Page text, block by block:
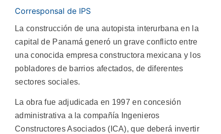
Corresponsal de IPS
La construcción de una autopista interurbana en la
capital de Panamá generó un grave conflicto entre
una conocida empresa constructora mexicana y los
pobladores de barrios afectados, de diferentes
sectores sociales.
La obra fue adjudicada en 1997 en concesión
administrativa a la compañía Ingenieros
Constructores Asociados (ICA), que deberá invertir